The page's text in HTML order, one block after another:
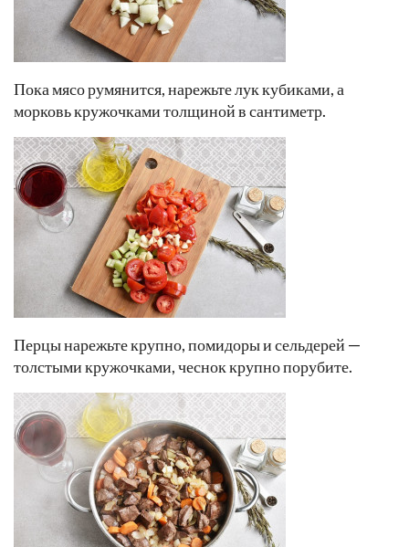
Пока мясо румянится, нарежьте лук кубиками, а
морковь кружочками толщиной в сантиметр.
Перцы нарежьте крупно, помидоры и сельдерей —
толстыми кружочками, чеснок крупно порубите.